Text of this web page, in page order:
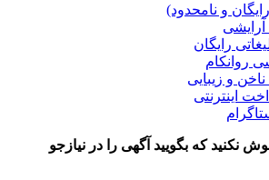
و نامحدود)
زیبایی
که بگویید آگهی را در نیازجو